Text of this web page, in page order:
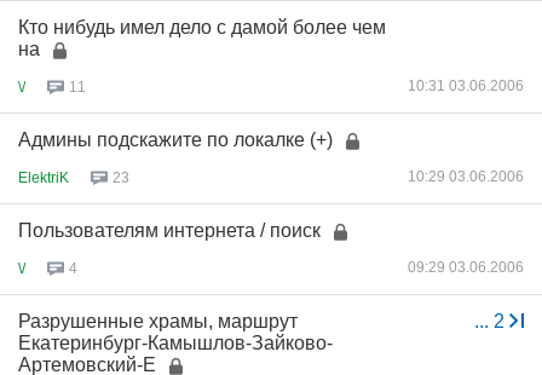
Кто нибудь имел дело с дамой более чем
на
\/ 11 10:31 03.06.2006
Админы подскажите по локалке (+)
ElektriK 23 10:29 03.06.2006
Пользователям интернета / поиск
\/ 4 09:29 03.06.2006
... 2
Разрушенные храмы, маршрут
Екатеринбург-Камышлов-Зайково-
Артемовский-Е